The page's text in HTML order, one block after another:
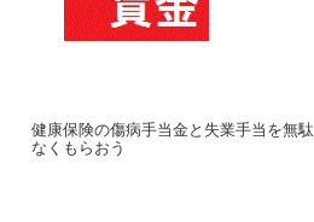
健康保険の傷病手当金と失業手当を無駄
なくもらおう